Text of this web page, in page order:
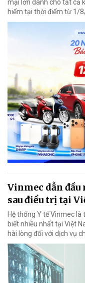
mại lớn dành cho tất cả
hiểm tại thời điểm từ 1/
Vinmec dẫn đầu
sau điều trị tại
Hệ thống Y tế Vinmec
biết nhiều nhất tại Việt
hài lòng đối với dịch vụ